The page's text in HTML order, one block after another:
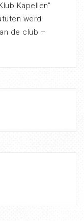
Kapellen”
werd
de club –